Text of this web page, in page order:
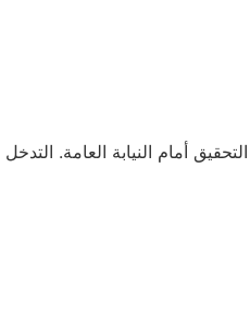
أمام النيابة العامة.